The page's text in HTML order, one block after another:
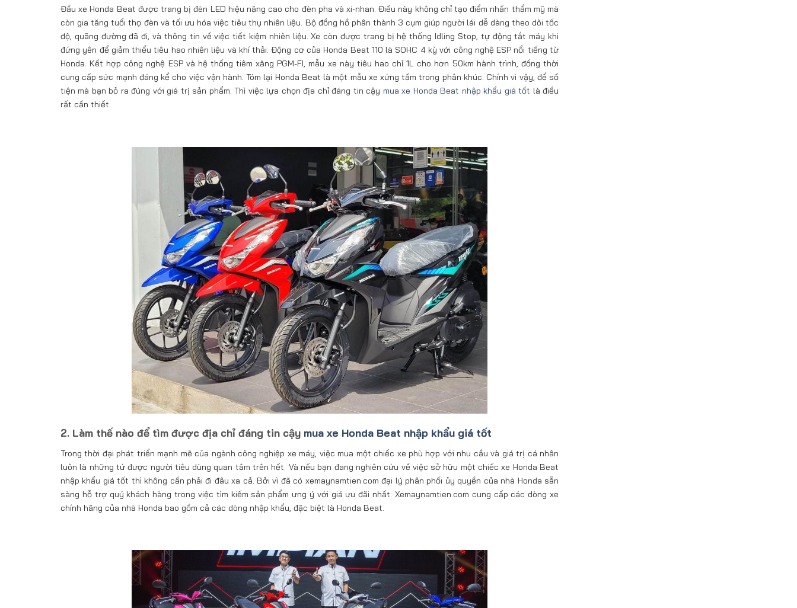
Đầu xe Honda Beat được trang bị đèn LED hiệu năng cao cho đèn pha và xi-nhan. Điều này không chỉ tạo điểm nhấn thẩm mỹ mà
còn gia tăng tuổi thọ đèn và tối ưu hóa việc tiêu thụ nhiên liệu. Bộ đồng hồ phân thành 3 cụm giúp người lái dễ dàng theo dõi tốc
độ, quãng đường đã đi, và thông tin về việc tiết kiệm nhiên liệu. Xe còn được trang bị hệ thống Idling Stop, tự động tắt máy khi
đứng yên để giảm thiểu tiêu hao nhiên liệu và khí thải. Động cơ của Honda Beat 110 là SOHC 4 kỳ với công nghệ ESP nổi tiếng từ
Honda. Kết hợp công nghệ ESP và hệ thống tiêm xăng PGM-FI, mẫu xe này tiêu hao chỉ 1L cho hơn 50km hành trình, đồng thời
cung cấp sức mạnh đáng kể cho việc vận hành. Tóm lại Honda Beat là một mẫu xe xứng tầm trong phân khúc. Chính vì vậy, để số
tiện mà bạn bỏ ra đúng với giá trị sản phẩm. Thì việc lựa chọn địa chỉ đáng tin cậy mua xe Honda Beat nhập khẩu giá tốt là điều
rất cần thiết.
2. Làm thế nào để tìm được địa chỉ đáng tin cậy mua xe Honda Beat nhập khẩu giá tốt
Trong thời đại phát triển mạnh mẽ của ngành công nghiệp xe máy, việc mua một chiếc xe phù hợp với nhu cầu và giá trị cá nhân
luôn là những tứ được người tiêu dùng quan tâm trên hết. Và nếu bạn đang nghiên cứu về việc sở hữu một chiếc xe Honda Beat
nhập khẩu giá tốt thì không cần phải đi đâu xa cả. Bởi vì đã có xemaynamtien.com đại lý phân phối ủy quyền của nhà Honda sẵn
sàng hỗ trợ quý khách hàng trong việc tìm kiếm sản phẩm ưng ý với giá ưu đãi nhất. Xemaynamtien.com cung cấp các dòng xe
chính hãng của nhà Honda bao gồm cả các dòng nhập khẩu, đặc biệt là Honda Beat.